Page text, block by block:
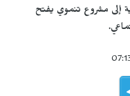
إلى مشروع تنموي يفتح